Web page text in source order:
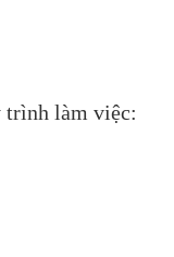
trình làm việc: